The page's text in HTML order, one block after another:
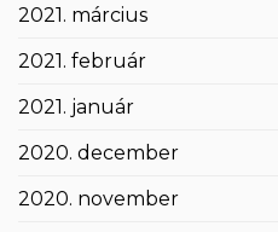
2021. március
2021. február
2021. január
2020. december
2020. november